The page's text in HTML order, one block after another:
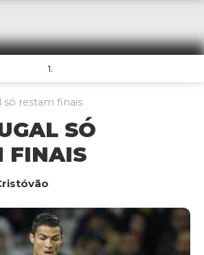
1.
só restam finais
SÓ
FINAIS